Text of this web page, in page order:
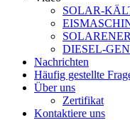
SOLAR-
DIESEL-
Nachrichten
Häufig gestellte
Über uns
Zertifikat
Kontaktiere uns